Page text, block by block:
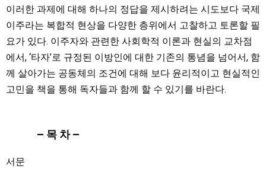
이러한 과제에 대해 하나의 정답을 제시하려는 시도보다 국제
이주라는 복합적 현상을 다양한 층위에서 고찰하고 토론할 필
요가 있다. 이주자와 관련한 사회학적 이론과 현실의 교차점
에서, ‘타자’로 규정된 이방인에 대한 기존의 통념을 넘어서, 함
께 살아가는 공동체의 조건에 대해 보다 윤리적이고 현실적인
고민을 책을 통해 독자들과 함께 할 수 있기를 바란다.
– 목 차 –
서문